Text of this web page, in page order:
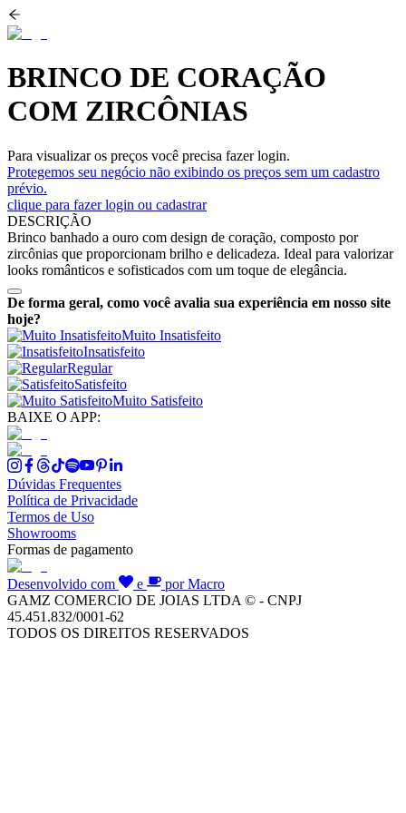
BRINCO DE CORAÇÃO
COM ZIRCÔNIAS
Para visualizar os preços você precisa fazer login.
Protegemos seu negócio não exibindo os preços sem um cadastro
prévio.
clique para fazer login ou cadastrar
DESCRIÇÃO
Brinco banhado a ouro com design de coração, composto por
zircônias que proporcionam brilho e delicadeza. Ideal para valorizar
looks românticos e sofisticados com um toque de elegância.
De forma geral, como você avalia sua experiência em nosso site
hoje?
Muito Insatisfeito
Insatisfeito
Regular
Satisfeito
Muito Satisfeito
BAIXE O APP:
Dúvidas Frequentes
Política de Privacidade
Termos de Uso
Showrooms
Formas de pagamento
Desenvolvido com e
por Macro
GAMZ COMERCIO DE JOIAS LTDA © - CNPJ
45.451.832/0001-62
TODOS OS DIREITOS RESERVADOS